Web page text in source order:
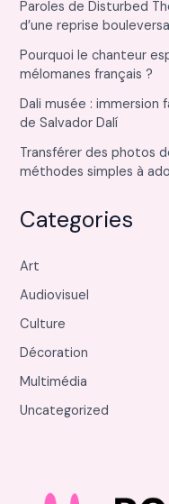
Paroles de Disturbed
d’une reprise
Pourquoi le chanteur
mélomanes français ?
Dali musée : immersion
de Salvador Dalí
Transférer des photos
méthodes simples à
Categories
Art
Audiovisuel
Culture
Décoration
Multimédia
Uncategorized